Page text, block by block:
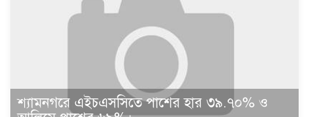
শ্যামনগরে এইচএসসিতে পাশের হার ৩৯.৭০% ও